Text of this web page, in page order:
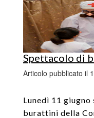
Spettacolo di
Articolo pubblicato il
Lunedì 11
burattini della